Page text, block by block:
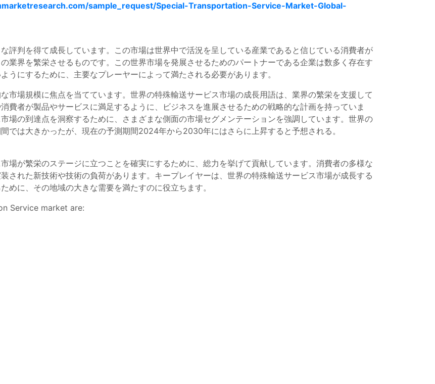
sample_request/Special-Transportation-Service-Market-Global-
評判を得て成長しています。この市場は世界中で活況を呈している産業であると信じている消費者が
業界を繁栄させるものです。この世界市場を発展させるためのパートナーである企業は数多く存在す
うにするために、主要なプレーヤーによって満たされる必要があります。
市場規模に焦点を当てています。世界の特殊輸送サービス市場の成長用語は、業界の繁栄を支援して
費者が製品やサービスに満足するように、ビジネスを進展させるための戦略的な計画を持っていま
場の到達点を洞察するために、さまざまな側面の市場セグメンテーションを強調しています。世界の
では大きかったが、現在の予測期間2024年から2030年にはさらに上昇すると予想される。
場が繁栄のステージに立つことを確実にするために、総力を挙げて貢献しています。消費者の多様な
された新技術や技術の負荷があります。キープレイヤーは、世界の特殊輸送サービス市場が成長する
めに、その地域の大きな需要を満たすのに役立ちます。
Service market are: